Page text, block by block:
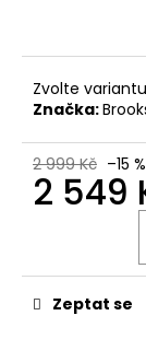
Zvolte variantu
Značka:
2 999 Kč –15 %
2 549
Zeptat se
o
p
o
r
u
u
m
e